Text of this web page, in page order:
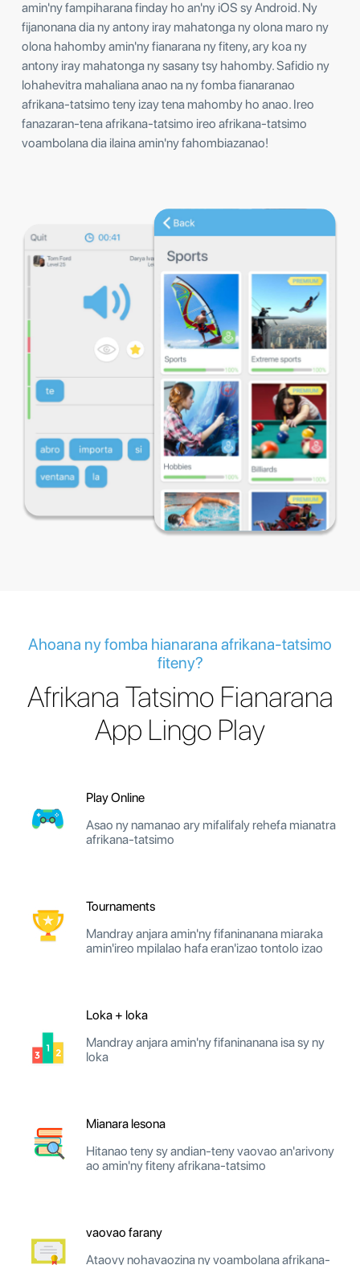
amin'ny fampiharana finday ho an'ny iOS sy Android. Ny
fijanonana dia ny antony iray mahatonga ny olona maro ny
olona hahomby amin'ny fianarana ny fiteny, ary koa ny
antony iray mahatonga ny sasany tsy hahomby. Safidio ny
lohahevitra mahaliana anao na ny fomba fianaranao
afrikana-tatsimo teny izay tena mahomby ho anao. Ireo
fanazaran-tena afrikana-tatsimo ireo afrikana-tatsimo
voambolana dia ilaina amin'ny fahombiazanao!
Ahoana ny fomba hianarana afrikana-tatsimo
fiteny?
Afrikana Tatsimo Fianarana
App Lingo Play
Play Online
Asao ny namanao ary mifalifaly rehefa mianatra
afrikana-tatsimo
Tournaments
Mandray anjara amin'ny fifaninanana miaraka
amin'ireo mpilalao hafa eran'izao tontolo izao
Loka + loka
Mandray anjara amin'ny fifaninanana isa sy ny
loka
Mianara lesona
Hitanao teny sy andian-teny vaovao an'arivony
ao amin'ny fiteny afrikana-tatsimo
vaovao farany
Ataovy nohavaozina ny voambolana afrikana-